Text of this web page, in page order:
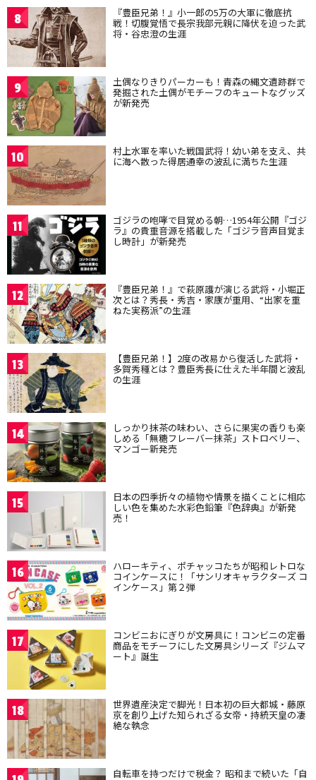
8 『豊臣兄弟！』小一郎の5万の大軍に徹底抗
戦！切腹覚悟で長宗我部元親に降伏を迫った武
将・谷忠澄の生涯
9 土偶なりきりパーカーも！青森の縄文遺跡群で
発掘された土偶がモチーフのキュートなグッズ
が新発売
10 村上水軍を率いた戦国武将！幼い弟を支え、共
に海へ散った得居通幸の波乱に満ちた生涯
11 ゴジラの咆哮で目覚める朝…1954年公開『ゴジ
ラ』の貴重音源を搭載した「ゴジラ音声目覚ま
し時計」が新発売
12 『豊臣兄弟！』で萩原護が演じる武将・小堀正
次とは？秀長・秀吉・家康が重用、“出家を重
ねた実務派”の生涯
13 【豊臣兄弟！】2度の改易から復活した武将・
多賀秀種とは？豊臣秀長に仕えた半年間と波乱
の生涯
14 しっかり抹茶の味わい、さらに果実の香りも楽
しめる「無糖フレーバー抹茶」ストロベリー、
マンゴー新発売
15 日本の四季折々の植物や情景を描くことに相応
しい色を集めた水彩色鉛筆『色辞典』が新発
売！
16 ハローキティ、ポチャッコたちが昭和レトロな
コインケースに！「サンリオキャラクターズ コ
インケース」第２弾
17 コンビニおにぎりが文房具に！コンビニの定番
商品をモチーフにした文房具シリーズ『ジムマ
ート』誕生
18 世界遺産決定で脚光！日本初の巨大都城・藤原
京を創り上げた知られざる女帝・持統天皇の凄
絶な執念
自転車を持つだけで税金？ 昭和まで続いた「自